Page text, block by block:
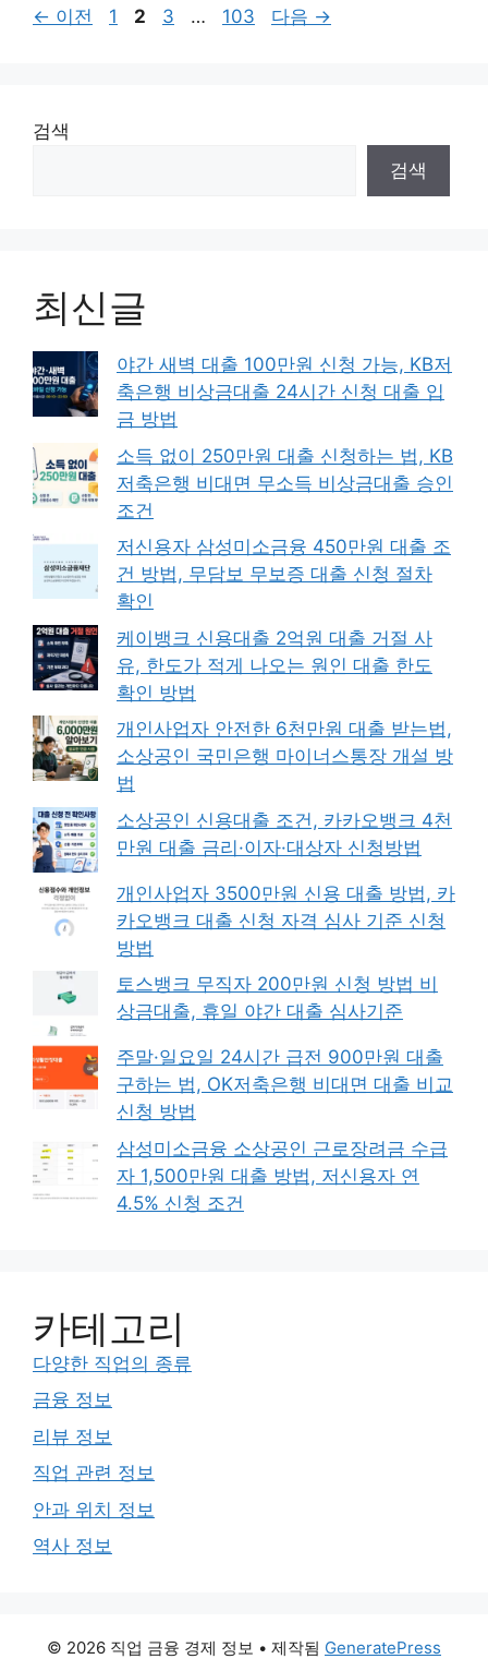
← 이전
페
1
페
2
페
3 …
페
103 다음 →
검색
검색
최신글
야간 새벽 대출 100만원 신청 가능, KB저
축은행 비상금대출 24시간 신청 대출 입
금 방법
소득 없이 250만원 대출 신청하는 법, KB
저축은행 비대면 무소득 비상금대출 승인
조건
저신용자 삼성미소금융 450만원 대출 조
건 방법, 무담보 무보증 대출 신청 절차
확인
케이뱅크 신용대출 2억원 대출 거절 사
유, 한도가 적게 나오는 원인 대출 한도
확인 방법
개인사업자 안전한 6천만원 대출 받는법,
소상공인 국민은행 마이너스통장 개설 방
법
소상공인 신용대출 조건, 카카오뱅크 4천
만원 대출 금리·이자·대상자 신청방법
개인사업자 3500만원 신용 대출 방법, 카
카오뱅크 대출 신청 자격 심사 기준 신청
방법
토스뱅크 무직자 200만원 신청 방법 비
상금대출, 휴일 야간 대출 심사기준
주말·일요일 24시간 급전 900만원 대출
구하는 법, OK저축은행 비대면 대출 비교
신청 방법
삼성미소금융 소상공인 근로장려금 수급
자 1,500만원 대출 방법, 저신용자 연
4.5% 신청 조건
카테고리
다양한 직업의 종류
금융 정보
리뷰 정보
직업 관련 정보
안과 위치 정보
역사 정보
© 2026 직업 금융 경제 정보 • 제작됨 GeneratePress